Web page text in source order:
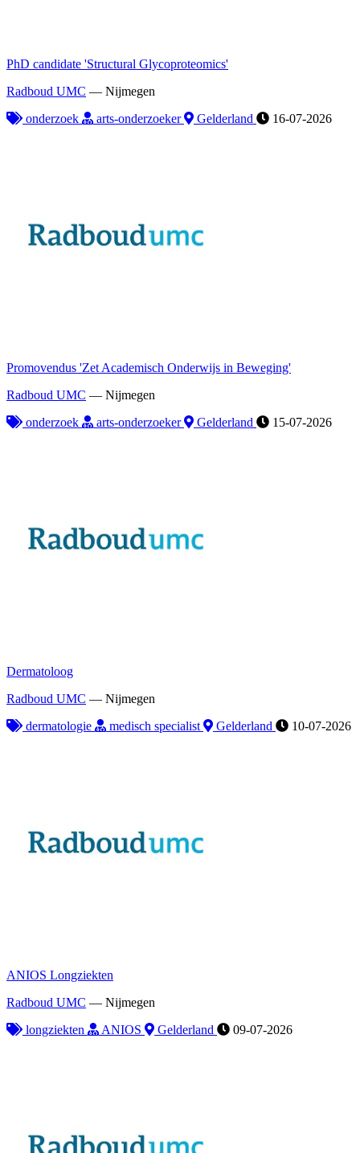
PhD candidate 'Structural Glycoproteomics'
Radboud UMC — Nijmegen
onderzoek
arts-onderzoeker Gelderland 16-07-2026
Promovendus 'Zet Academisch Onderwijs in Beweging'
Radboud UMC — Nijmegen
onderzoek
arts-onderzoeker Gelderland 15-07-2026
Dermatoloog
Radboud UMC — Nijmegen
dermatologie
medisch specialist Gelderland 10-07-2026
ANIOS Longziekten
Radboud UMC — Nijmegen
longziekten
ANIOS Gelderland 09-07-2026